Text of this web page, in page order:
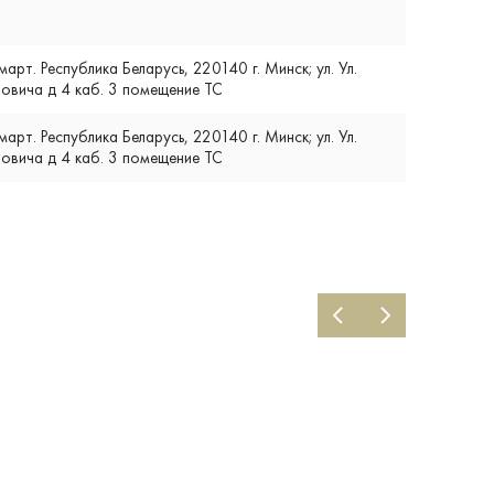
Республика Беларусь, 220140 г. Минск; ул. Ул.
д 4 каб. 3 помещение ТС
Республика Беларусь, 220140 г. Минск; ул. Ул.
д 4 каб. 3 помещение ТС